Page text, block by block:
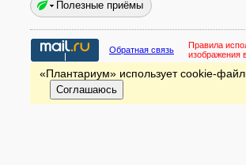
Полезные приёмы
Обратная связь Правила
изображения
«Плантариум» использует cookie-
Соглашаюсь